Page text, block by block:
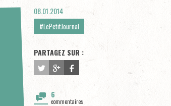
08.01.2014
#LePetitJournal
PARTAGEZ SUR :
6
commentaires